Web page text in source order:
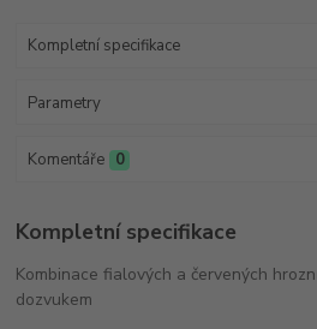
Kompletní specifikace
Parametry
Komentáře 0
Kompletní specifikace
Kombinace fialových a červených
dozvukem